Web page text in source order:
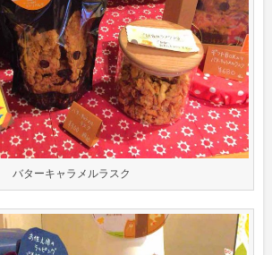
バターキャラメルラスク